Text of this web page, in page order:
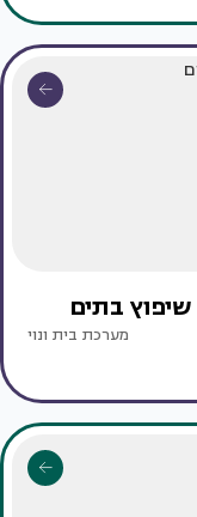
בתים
מערכת בית ונוי